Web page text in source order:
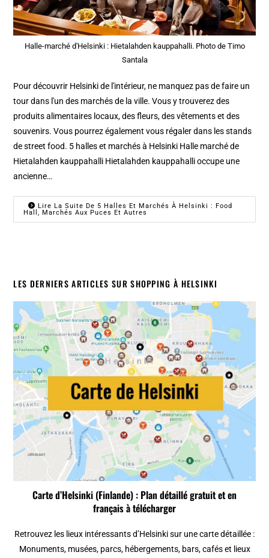
Halle-marché d'Helsinki : Hietalahden kauppahalli. Photo de Timo
Santala
Pour découvrir Helsinki de l'intérieur, ne manquez pas de faire un
tour dans l'un des marchés de la ville. Vous y trouverez des
produits alimentaires locaux, des fleurs, des vêtements et des
souvenirs. Vous pourrez également vous régaler dans les stands
de street food. 5 halles et marchés à Helsinki Halle marché de
Hietalahden kauppahalli Hietalahden kauppahalli occupe une
ancienne…
Lire La Suite De 5 Halles Et Marchés À Helsinki : Food
Hall, Marchés Aux Puces Et Autres
LES DERNIERS ARTICLES SUR SHOPPING À HELSINKI
Carte d’Helsinki (Finlande) : Plan détaillé gratuit et en
français à télécharger
Retrouvez les lieux intéressants d’Helsinki sur une carte détaillée :
Monuments, musées, parcs, hébergements, bars, cafés et lieux